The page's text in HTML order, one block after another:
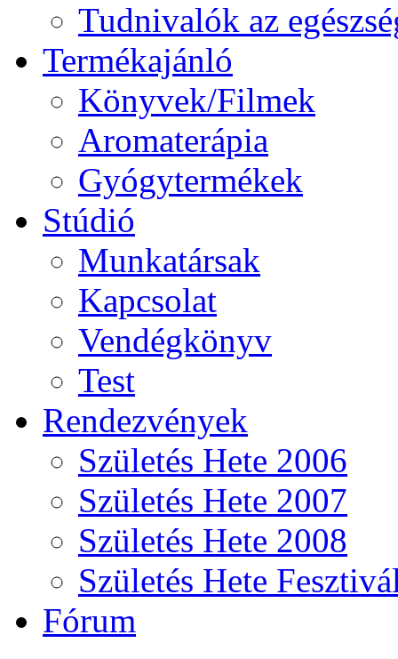
Tudnivalók az
Termékajánló
Könyvek/Filmek
Aromaterápia
Gyógytermékek
Stúdió
Munkatársak
Kapcsolat
Vendégkönyv
Test
Rendezvények
Születés Hete 2006
Születés Hete 2007
Születés Hete 2008
Születés Hete
Fórum